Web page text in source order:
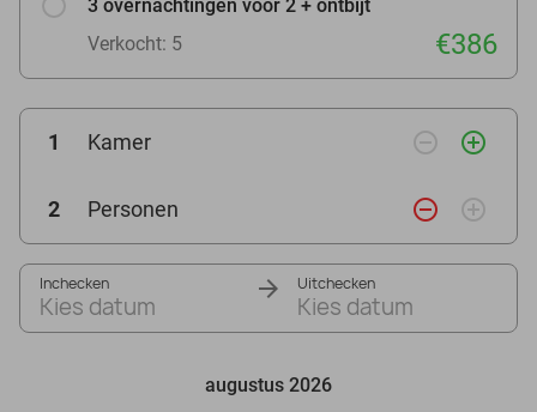
3 overnachtingen voor 2 + ontbijt
Verkocht: 5
€386
1 Kamer remove_circle_outline add_circle_outline
2 Personen remove_circle_outline add_circle_outline
Inchecken
Kies datum
Uitchecken
Kies datum
augustus 2026